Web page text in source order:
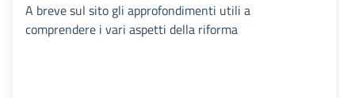
A breve sul sito gli approfondimenti utili a
comprendere i vari aspetti della riforma